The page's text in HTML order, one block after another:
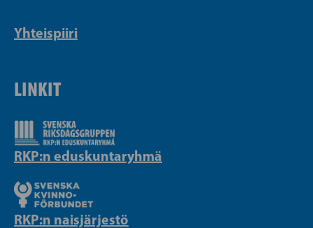
Yhteispiiri
LINKIT
RKP:n eduskuntaryhmä
RKP:n naisjärjestö